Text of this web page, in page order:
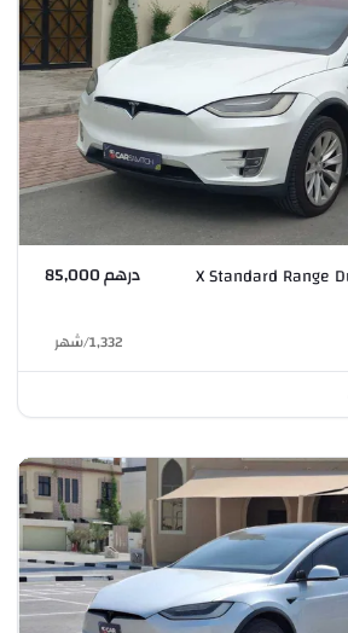
درهم 85,000
1,332
/شهر